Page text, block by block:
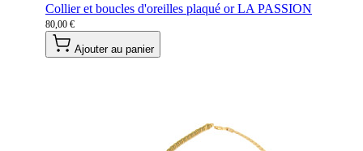
Collier et boucles d'oreilles plaqué or LA PASSION
80,00 €
Ajouter au panier